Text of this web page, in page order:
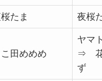
たま 夜桜
こ田めめめ
ヤマ
⇒ 花
ず